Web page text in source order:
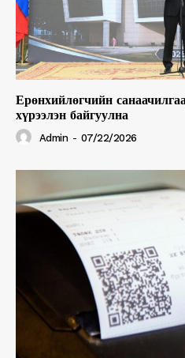
Ерөнхийлөгчийн
хүрээлэн байгуулна
Admin - 07/22/2026